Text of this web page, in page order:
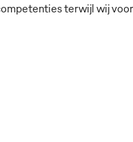
terwijl wij voor